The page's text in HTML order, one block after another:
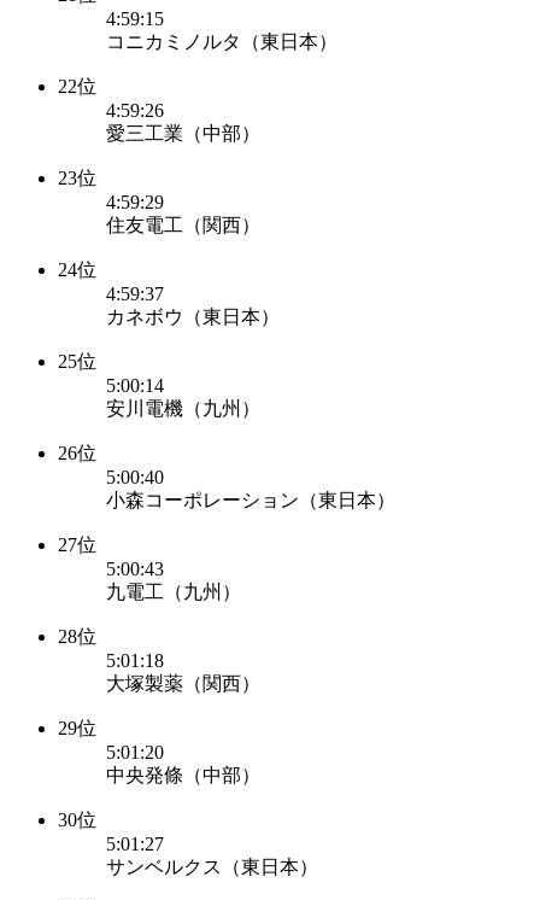
4:59:15
コニカミノルタ（東日本）
22位
4:59:26
愛三工業（中部）
23位
4:59:29
住友電工（関西）
24位
4:59:37
カネボウ（東日本）
25位
5:00:14
安川電機（九州）
26位
5:00:40
小森コーポレーション（東日本）
27位
5:00:43
九電工（九州）
28位
5:01:18
大塚製薬（関西）
29位
5:01:20
中央発條（中部）
30位
5:01:27
サンベルクス（東日本）